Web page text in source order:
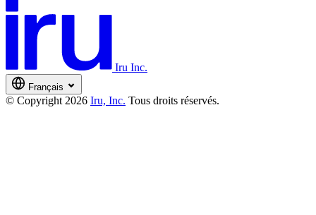
Iru Inc.
Français
© Copyright 2026 Iru, Inc. Tous droits réservés.